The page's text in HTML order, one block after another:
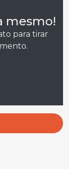
mesmo!
para tirar